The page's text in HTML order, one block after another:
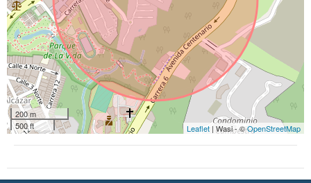
200 m
500 ft
Leaflet | Wasi - ©OpenStreetMap